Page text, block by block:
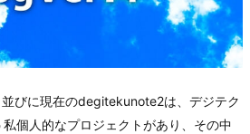
びに現在のdegitekunote2は、デジテク
個人的なプロジェクトがあり、その中